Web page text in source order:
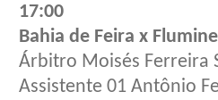
17:00
Bahia de Feira x
Árbitro Moisés Ferreira
Assistente 01 Antônio